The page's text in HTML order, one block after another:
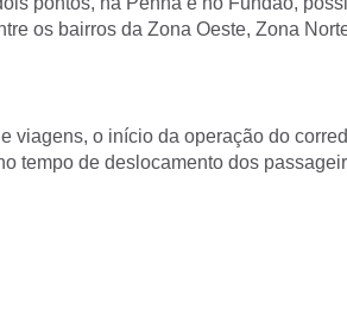
os bairros da Zona Oeste, Zona
viagens, o início da operação do
tempo de deslocamento dos